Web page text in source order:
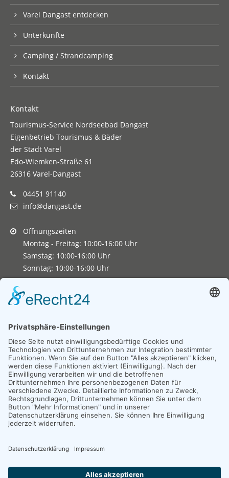
Varel Dangast entdecken
Unterkünfte
Camping / Strandcamping
Kontakt
Kontakt
Tourismus-Service Nordseebad Dangast
Eigenbetrieb Tourismus & Bäder
der Stadt Varel
Edo-Wiemken-Straße 61
26316 Varel-Dangast
04451 91140
info@dangast.de
Öffnungszeiten
Montag - Freitag: 10:00-16:00 Uhr
Samstag: 10:00-16:00 Uhr
Sonntag: 10:00-16:00 Uhr
Impressum
Datenschutz
Unexpected Application Error!
crypto.randomUUID is not a function
TypeError: crypto.randomUUID is not a function
at JS.mc.suspense (https://search-
at https://search-interface.branchly.io/
at https://search-interface.branchly.io/
at https://search-interface.branchly.io/